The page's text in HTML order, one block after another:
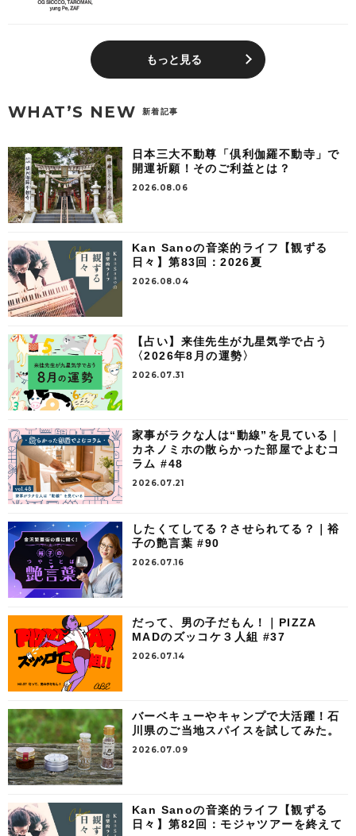
もっと見る
WHAT’S NEW 新着記事
日本三大不動尊「倶利伽羅不動寺」で
開運祈願！そのご利益とは？
2026.08.06
Kan Sanoの音楽的ライフ【観ずる
日々】第83回：2026夏
2026.08.04
【占い】来佳先生が九星気学で占う
〈2026年8月の運勢〉
2026.07.31
家事がラクな人は“動線”を見ている｜
カネノミホの散らかった部屋でよむコ
ラム #48
2026.07.21
したくてしてる？させられてる？｜裕
子の艶言葉 #90
2026.07.16
だって、男の子だもん！｜PIZZA
MADのズッコケ３人組 #37
2026.07.14
バーベキューやキャンプで大活躍！石
川県のご当地スパイスを試してみた。
2026.07.09
Kan Sanoの音楽的ライフ【観ずる
日々】第82回：モジャツアーを終えて